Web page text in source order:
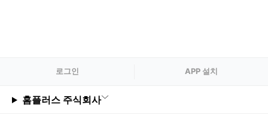
로그인 APP 설치
홈플러스 주식회사